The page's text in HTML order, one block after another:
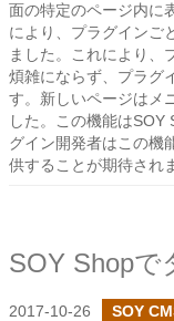
面の特定のページ内に
により、プラグインご
ました。これにより、
煩雑にならず、プラグ
す。新しいページはメ
した。この機能はSOY
グイン開発者はこの機
供することが期待され
2017-10-26 SOY